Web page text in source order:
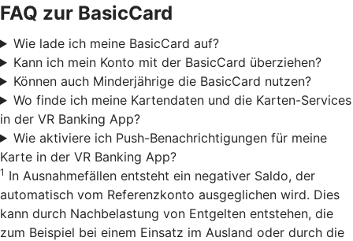
FAQ zur BasicCard
Wie lade ich meine BasicCard auf?
Kann ich mein Konto mit der BasicCard überziehen?
Können auch Minderjährige die BasicCard nutzen?
Wo finde ich meine Kartendaten und die Karten-Services
in der VR Banking App?
Wie aktiviere ich Push-Benachrichtigungen für meine
Karte in der VR Banking App?
1 In Ausnahmefällen entsteht ein negativer Saldo, der
automatisch vom Referenzkonto ausgeglichen wird. Dies
kann durch Nachbelastung von Entgelten entstehen, die
zum Beispiel bei einem Einsatz im Ausland oder durch die